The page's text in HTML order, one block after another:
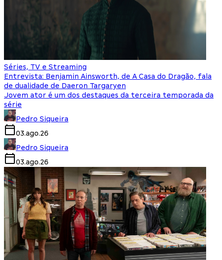
Séries, TV e Streaming
Entrevista: Benjamin Ainsworth, de A Casa do Dragão, fala
de dualidade de Daeron Targaryen
Jovem ator é um dos destaques da terceira temporada da
série
Pedro Siqueira
03.ago.26
Pedro Siqueira
03.ago.26